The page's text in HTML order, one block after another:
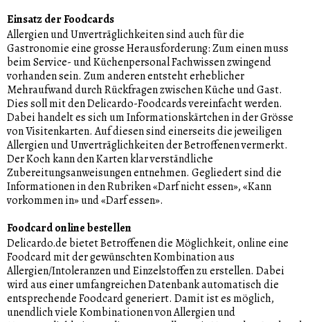
Einsatz der Foodcards
Allergien und Unverträglichkeiten sind auch für die
Gastronomie eine grosse Herausforderung: Zum einen muss
beim Service- und Küchenpersonal Fachwissen zwingend
vorhanden sein. Zum anderen entsteht erheblicher
Mehraufwand durch Rückfragen zwischen Küche und Gast.
Dies soll mit den Delicardo-Foodcards vereinfacht werden.
Dabei handelt es sich um Informationskärtchen in der Grösse
von Visitenkarten. Auf diesen sind einerseits die jeweiligen
Allergien und Unverträglichkeiten der Betroffenen vermerkt.
Der Koch kann den Karten klar verständliche
Zubereitungsanweisungen entnehmen. Gegliedert sind die
Informationen in den Rubriken «Darf nicht essen», «Kann
vorkommen in» und «Darf essen».
Foodcard online bestellen
Delicardo.de bietet Betroffenen die Möglichkeit, online eine
Foodcard mit der gewünschten Kombination aus
Allergien/Intoleranzen und Einzelstoffen zu erstellen. Dabei
wird aus einer umfangreichen Datenbank automatisch die
entsprechende Foodcard generiert. Damit ist es möglich,
unendlich viele Kombinationen von Allergien und